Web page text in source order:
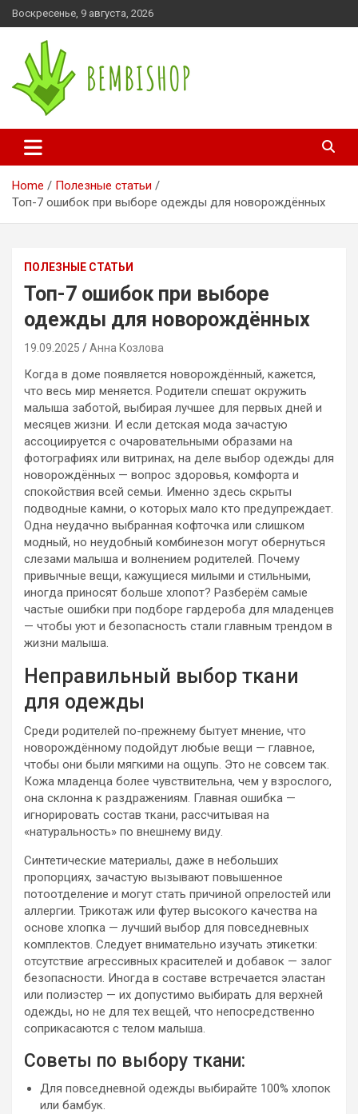
Skip
to
Воскресенье, 9 августа, 2026
bembishop.com.ua
Home
Полезные статьи
Топ-7 ошибок при выборе одежды для новорождённых
ПОЛЕЗНЫЕ СТАТЬИ
Топ-7 ошибок при выборе
одежды для новорождённых
19.09.2025 Анна Козлова
Когда в доме появляется новорождённый, кажется,
что весь мир меняется. Родители спешат окружить
малыша заботой, выбирая лучшее для первых дней и
месяцев жизни. И если детская мода зачастую
ассоциируется с очаровательными образами на
фотографиях или витринах, на деле выбор одежды для
новорождённых — вопрос здоровья, комфорта и
спокойствия всей семьи. Именно здесь скрыты
подводные камни, о которых мало кто предупреждает.
Одна неудачно выбранная кофточка или слишком
модный, но неудобный комбинезон могут обернуться
слезами малыша и волнением родителей. Почему
привычные вещи, кажущиеся милыми и стильными,
иногда приносят больше хлопот? Разберём самые
частые ошибки при подборе гардероба для младенцев
— чтобы уют и безопасность стали главным трендом в
жизни малыша.
Неправильный выбор ткани
для одежды
Среди родителей по-прежнему бытует мнение, что
новорождённому подойдут любые вещи — главное,
чтобы они были мягкими на ощупь. Это не совсем так.
Кожа младенца более чувствительна, чем у взрослого,
она склонна к раздражениям. Главная ошибка —
игнорировать состав ткани, рассчитывая на
«натуральность» по внешнему виду.
Синтетические материалы, даже в небольших
пропорциях, зачастую вызывают повышенное
потоотделение и могут стать причиной опрелостей или
аллергии. Трикотаж или футер высокого качества на
основе хлопка — лучший выбор для повседневных
комплектов. Следует внимательно изучать этикетки:
отсутствие агрессивных красителей и добавок — залог
безопасности. Иногда в составе встречается эластан
или полиэстер — их допустимо выбирать для верхней
одежды, но не для тех вещей, что непосредственно
соприкасаются с телом малыша.
Советы по выбору ткани:
Для повседневной одежды выбирайте 100% хлопок
или бамбук.